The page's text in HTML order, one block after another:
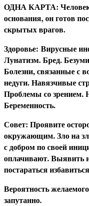
ОДНА КАРТА: Человек
основания, он готов
скрытых врагов.
Здоровье: Вирусные
Лунатизм. Бред.
Болезни, связанные с
недуги. Навязчивые
Проблемы со зрением.
Беременность.
Совет: Проявите
окружающим. Зло на
с добром по своей
оплачивают. Выявить
постараться
Вероятность
запутанно.